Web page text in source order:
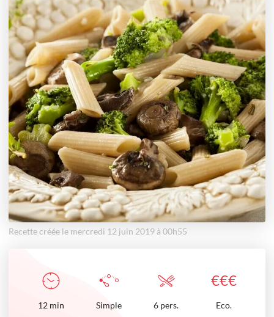
Recette créée le mercredi 12 juin 2019 à 00h55
€€€
12 min Simple 6 pers. Eco.